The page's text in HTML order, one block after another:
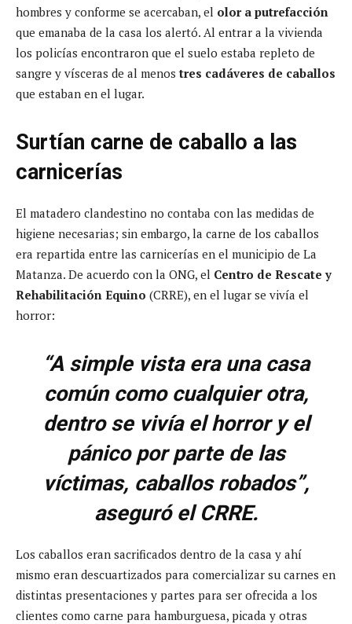
hombres y conforme se acercaban, el olor a putrefacción
que emanaba de la casa los alertó. Al entrar a la vivienda
los policías encontraron que el suelo estaba repleto de
sangre y vísceras de al menostres cadáveres de caballos
que estaban en el lugar.
Surtían carne de caballo a las
carnicerías
El matadero clandestino no contaba con las medidas de
higiene necesarias; sin embargo, la carne de los caballos
era repartida entre las carnicerías en el municipio de La
Matanza. De acuerdo con la ONG, el Centro de Rescate y
Rehabilitación Equino (CRRE), en el lugar se vivía el
horror:
“A simple vista era una casa
común como cualquier otra,
dentro se vivía el horror y el
pánico por parte de las
víctimas, caballos robados”,
aseguró el CRRE.
Los caballos eran sacrificados dentro de la casa y ahí
mismo eran descuartizados para comercializar su carnes en
distintas presentaciones y partes para ser ofrecida a los
clientes como carne para hamburguesa, picada y otras